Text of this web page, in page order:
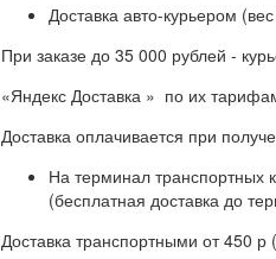
Доставка авто-курьером
При заказе до 35 000 рублей -
«Яндекс Доставка » по их
Доставка оплачивается при
На терминал
(бесплатная доставка до
Доставка транспортными от 450 р